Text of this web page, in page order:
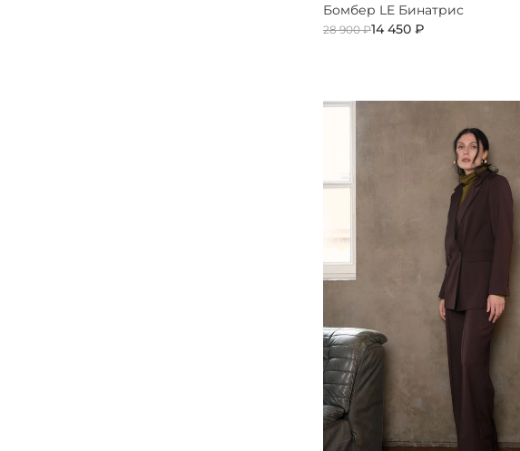
Бомбер LE Бинатрис
28 900 ₽14 450 ₽